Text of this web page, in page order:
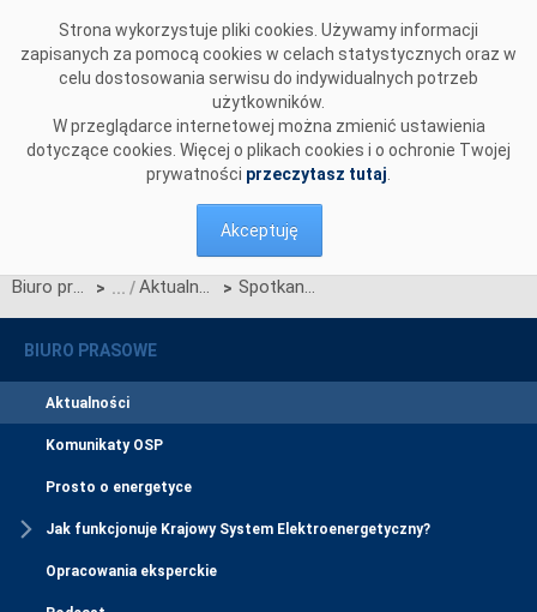
Strona wykorzystuje pliki cookies. Używamy informacji
zapisanych za pomocą cookies w celach statystycznych oraz w
celu dostosowania serwisu do indywidualnych potrzeb
użytkowników.
W przeglądarce internetowej można zmienić ustawienia
dotyczące cookies. Więcej o plikach cookies i o ochronie Twojej
prywatności przeczytasz tutaj
Akceptuję
Biuro prasowe > Aktualności > Spotkanie informacyjne dla podmiotów dołączających do CSIRE od 1 marca 2026 r.
BIURO PRASOWE
Aktualności
Komunikaty OSP
Prosto o energetyce
Jak funkcjonuje Krajowy System Elektroenergetyczny?
Opracowania eksperckie